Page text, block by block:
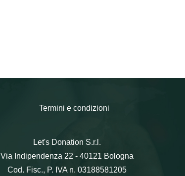
Termini e condizioni
Let's Donation S.r.l.
Via Indipendenza 22 - 40121 Bologna
Cod. Fisc., P. IVA n. 03188581205